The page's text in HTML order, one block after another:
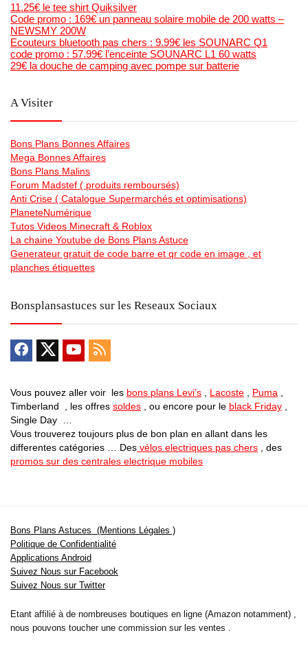
11.25€ le tee shirt Quiksilver
Code promo : 169€ un panneau solaire mobile de 200 watts –
NEWSMY 200W
Ecouteurs bluetooth pas chers : 9.99€ les SOUNARC Q1
code promo : 57.99€ l’enceinte SOUNARC L1 60 watts
29€ la douche de camping avec pompe sur batterie
A Visiter
Bons Plans Bonnes Affaires
Mega Bonnes Affaires
Bons Plans Malins
Forum Madstef ( produits remboursés)
Anti Crise ( Catalogue Supermarchés et optimisations)
PlaneteNumérique
Tutos Videos Minecraft & Roblox
La chaine Youtube de Bons Plans Astuce
Generateur gratuit de code barre et qr code en image , et
planches étiquettes
Bonsplansastuces sur les Reseaux Sociaux
Vous pouvez aller voir les bons plans Levi’s Lacoste Puma
Timberland , les offres soldes , ou encore pour le black Friday
Single Day …
Vous trouverez toujours plus de bon plan en allant dans les
differentes catégories … Des vélos electriques pas chers , des
promos sur des centrales electrique mobiles
Bons Plans Astuces (Mentions Légales )
Politique de Confidentialité
Applications Android
Suivez Nous sur Facebook
Suivez Nous sur Twitter
Etant affilié à de nombreuses boutiques en ligne (Amazon notamment) ,
nous pouvons toucher une commission sur les ventes .